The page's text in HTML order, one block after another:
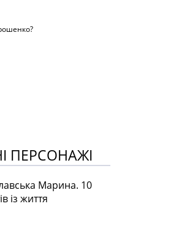
ПЕРСОНАЖІ
Марина. 10
із життя